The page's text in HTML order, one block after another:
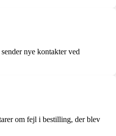
nye kontakter ved
om fejl i bestilling, der blev